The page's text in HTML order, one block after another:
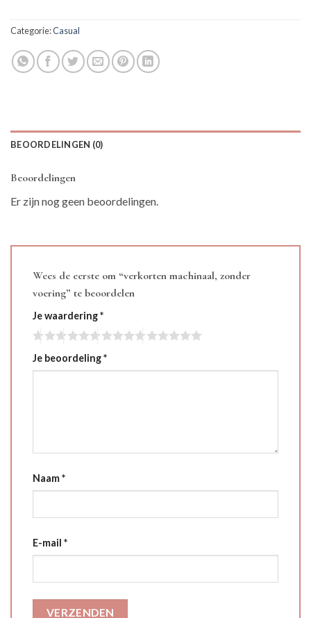
Categorie:Casual
BEOORDELINGEN (0)
Beoordelingen
Er zijn nog geen beoordelingen.
Wees de eerste om “verkorten machinaal, zonder
voering” te beoordelen
Je waardering*
Je beoordeling*
Naam*
E-mail *